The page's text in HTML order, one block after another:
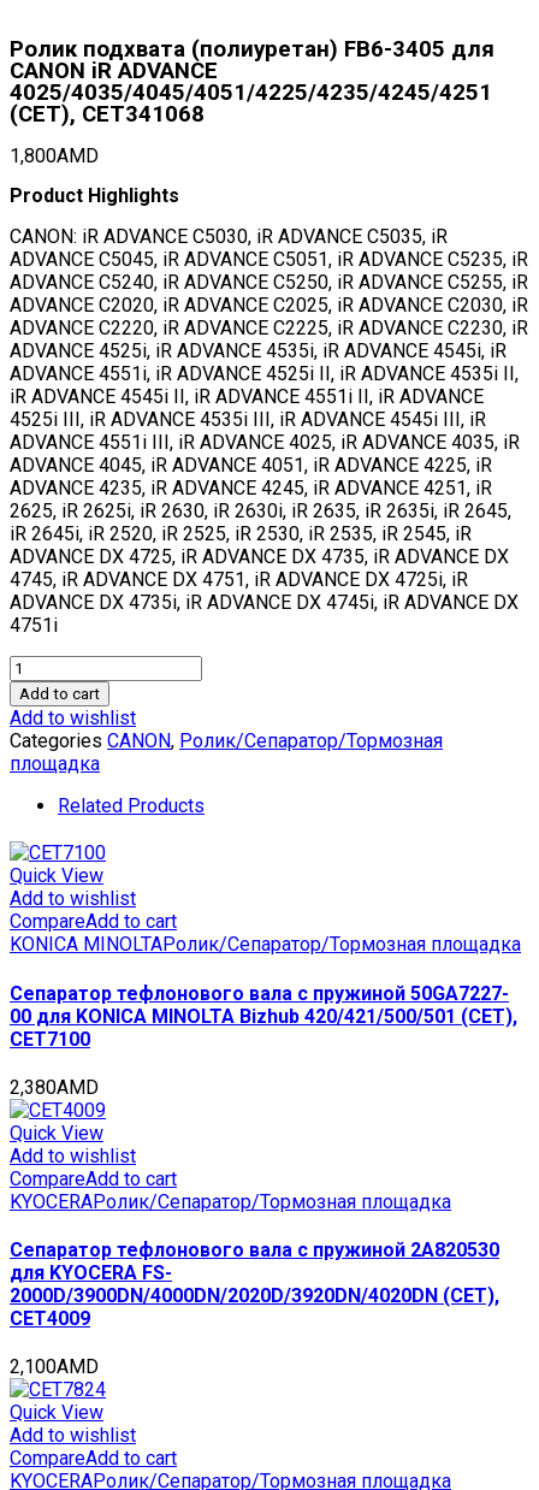
Ролик подхвата (полиуретан) FB6-3405 для
CANON iR ADVANCE
4025/4035/4045/4051/4225/4235/4245/4251
(CET), CET341068
1,800AMD
Product Highlights
CANON: iR ADVANCE C5030, iR ADVANCE C5035, iR
ADVANCE C5045, iR ADVANCE C5051, iR ADVANCE C5235, iR
ADVANCE C5240, iR ADVANCE C5250, iR ADVANCE C5255, iR
ADVANCE C2020, iR ADVANCE C2025, iR ADVANCE C2030, iR
ADVANCE C2220, iR ADVANCE C2225, iR ADVANCE C2230, iR
ADVANCE 4525i, iR ADVANCE 4535i, iR ADVANCE 4545i, iR
ADVANCE 4551i, iR ADVANCE 4525i II, iR ADVANCE 4535i II,
iR ADVANCE 4545i II, iR ADVANCE 4551i II, iR ADVANCE
4525i III, iR ADVANCE 4535i III, iR ADVANCE 4545i III, iR
ADVANCE 4551i III, iR ADVANCE 4025, iR ADVANCE 4035, iR
ADVANCE 4045, iR ADVANCE 4051, iR ADVANCE 4225, iR
ADVANCE 4235, iR ADVANCE 4245, iR ADVANCE 4251, iR
2625, iR 2625i, iR 2630, iR 2630i, iR 2635, iR 2635i, iR 2645,
iR 2645i, iR 2520, iR 2525, iR 2530, iR 2535, iR 2545, iR
ADVANCE DX 4725, iR ADVANCE DX 4735, iR ADVANCE DX
4745, iR ADVANCE DX 4751, iR ADVANCE DX 4725i, iR
ADVANCE DX 4735i, iR ADVANCE DX 4745i, iR ADVANCE DX
4751i
Ролик
подхвата
(полиуретан)
FB6-
3405
CANON
ADVANCE
4025/4035/4045/4051/4225/4235/4245/4251
(CET),
CET341068
quantity
Add to cart
Add to wishlist
Categories CANON, Ролик/Сепаратор/Тормозная
площадка
Related Products
Quick View
Add to wishlist
CompareAdd to cart
KONICA MINOLTAРолик/Сепаратор/Тормозная площадка
Сепаратор тефлонового вала с пружиной 50GA7227-
00 для KONICA MINOLTA Bizhub 420/421/500/501 (CET),
CET7100
2,380AMD
Quick View
Add to wishlist
CompareAdd to cart
KYOCERAРолик/Сепаратор/Тормозная площадка
Сепаратор тефлонового вала с пружиной 2A820530
для KYOCERA FS-
2000D/3900DN/4000DN/2020D/3920DN/4020DN (CET),
CET4009
2,100AMD
Quick View
Add to wishlist
CompareAdd to cart
KYOCERAРолик/Сепаратор/Тормозная площадка